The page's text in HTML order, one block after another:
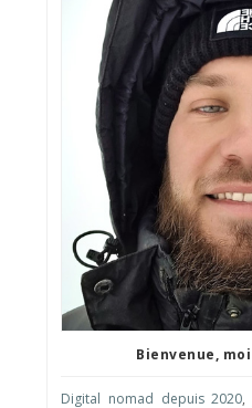
Bienvenue,
Digital nomad depuis 2020,